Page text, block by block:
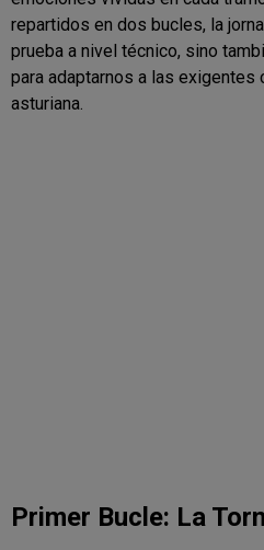
repartidos en dos bucles, la
prueba a nivel técnico, sino
para adaptarnos a las exigentes
asturiana.
Primer Bucle: La